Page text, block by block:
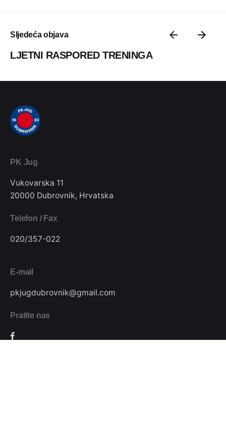
Sljedeća objava
LJETNI RASPORED TRENINGA
PK Jug
Vukovarska 11
20000 Dubrovnik, Hrvatska
Telefon / Fax
020/357-022
E-mail
pkjugdubrovnik@gmail.com
Pratite nas